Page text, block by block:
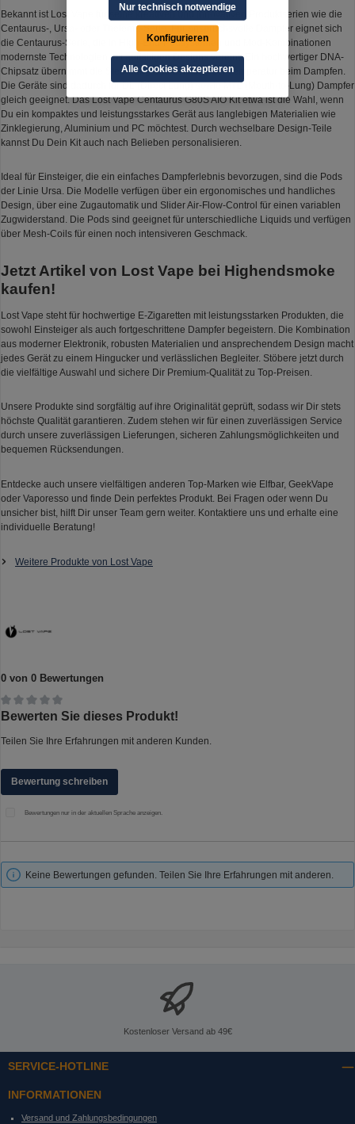
Bekannt ist Lost Vape für seine kreativen und innovativen Produktserien wie die
Centaurus-, Ursa- oder Thelema-Serie. Für anspruchsvolle Dampfer eignet sich
die Centaurus-Serie, die in High-End-Podsystemen und Mod-Kombinationen
modernste Technologien mit auffälligen Designs vereint. Ein hochwertiger DNA-
Chipsatz übernimmt die Steuerung und Leistung der Temperatur beim Dampfen.
Die Geräte sind dadurch für DL (Direct Lung) sowie MTL (Mouth-to-Lung) Dampfer
gleich geeignet. Das Lost Vape Centaurus G80S AIO Kit etwa ist die Wahl, wenn
Du ein kompaktes und leistungsstarkes Gerät aus langlebigen Materialien wie
Zinklegierung, Aluminium und PC möchtest. Durch wechselbare Design-Teile
kannst Du Dein Kit auch nach Belieben personalisieren.
Ideal für Einsteiger, die ein einfaches Dampferlebnis bevorzugen, sind die Pods
der Linie Ursa. Die Modelle verfügen über ein ergonomisches und handliches
Design, über eine Zugautomatik und Slider Air-Flow-Control für einen variablen
Zugwiderstand. Die Pods sind geeignet für unterschiedliche Liquids und verfügen
über Mesh-Coils für einen noch intensiveren Geschmack.
Jetzt Artikel von Lost Vape bei Highendsmoke
kaufen!
Lost Vape steht für hochwertige E-Zigaretten mit leistungsstarken Produkten, die
sowohl Einsteiger als auch fortgeschrittene Dampfer begeistern. Die Kombination
aus moderner Elektronik, robusten Materialien und ansprechendem Design macht
jedes Gerät zu einem Hingucker und verlässlichen Begleiter. Stöbere jetzt durch
die vielfältige Auswahl und sichere Dir Premium-Qualität zu Top-Preisen.
Unsere Produkte sind sorgfältig auf ihre Originalität geprüft, sodass wir Dir stets
höchste Qualität garantieren. Zudem stehen wir für einen zuverlässigen Service
durch unsere zuverlässigen Lieferungen, sicheren Zahlungsmöglichkeiten und
bequemen Rücksendungen.
Entdecke auch unsere vielfältigen anderen Top-Marken wie Elfbar, GeekVape
oder Vaporesso und finde Dein perfektes Produkt. Bei Fragen oder wenn Du
unsicher bist, hilft Dir unser Team gern weiter. Kontaktiere uns und erhalte eine
individuelle Beratung!
Weitere Produkte von Lost Vape
0 von 0 Bewertungen
Durchschnittliche Bewertung von 0 von 5 Sternen
Bewerten Sie dieses Produkt!
Teilen Sie Ihre Erfahrungen mit anderen Kunden.
Bewertung schreiben
Bewertungen nur in der aktuellen Sprache anzeigen.
Keine Bewertungen gefunden. Teilen Sie Ihre Erfahrungen mit anderen.
Kostenloser Versand ab 49€
SERVICE-HOTLINE
INFORMATIONEN
Versand und Zahlungsbedingungen
Nur technisch notwendige
Konfigurieren
Alle Cookies akzeptieren